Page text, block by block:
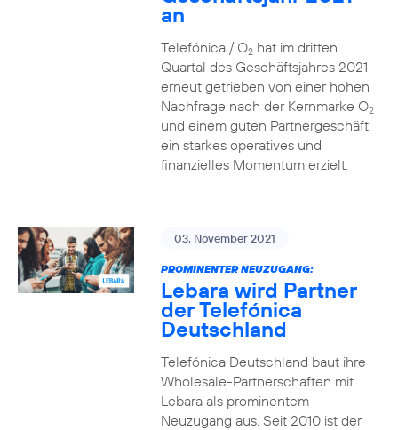
an
Telefónica / O2hat im dritten
Quartal des Geschäftsjahres 2021
erneut getrieben von einer hohen
Nachfrage nach der Kernmarke O2
und einem guten Partnergeschäft
ein starkes operatives und
finanzielles Momentum erzielt.
03. November 2021
PROMINENTER NEUZUGANG:
Lebara wird Partner
der Telefónica
Deutschland
Telefónica Deutschland baut ihre
Wholesale-Partnerschaften mit
Lebara als prominentem
Neuzugang aus. Seit 2010 ist der